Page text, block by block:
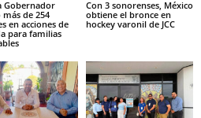
Gobernador
más de 254
en acciones de
para familias
Con 3 sonorenses, México
obtiene el bronce en
hockey varonil de JCC